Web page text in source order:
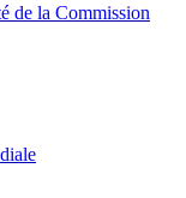
de la Commission